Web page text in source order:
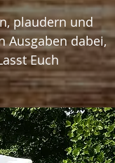
plaudern und
Ausgaben dabei,
Euch